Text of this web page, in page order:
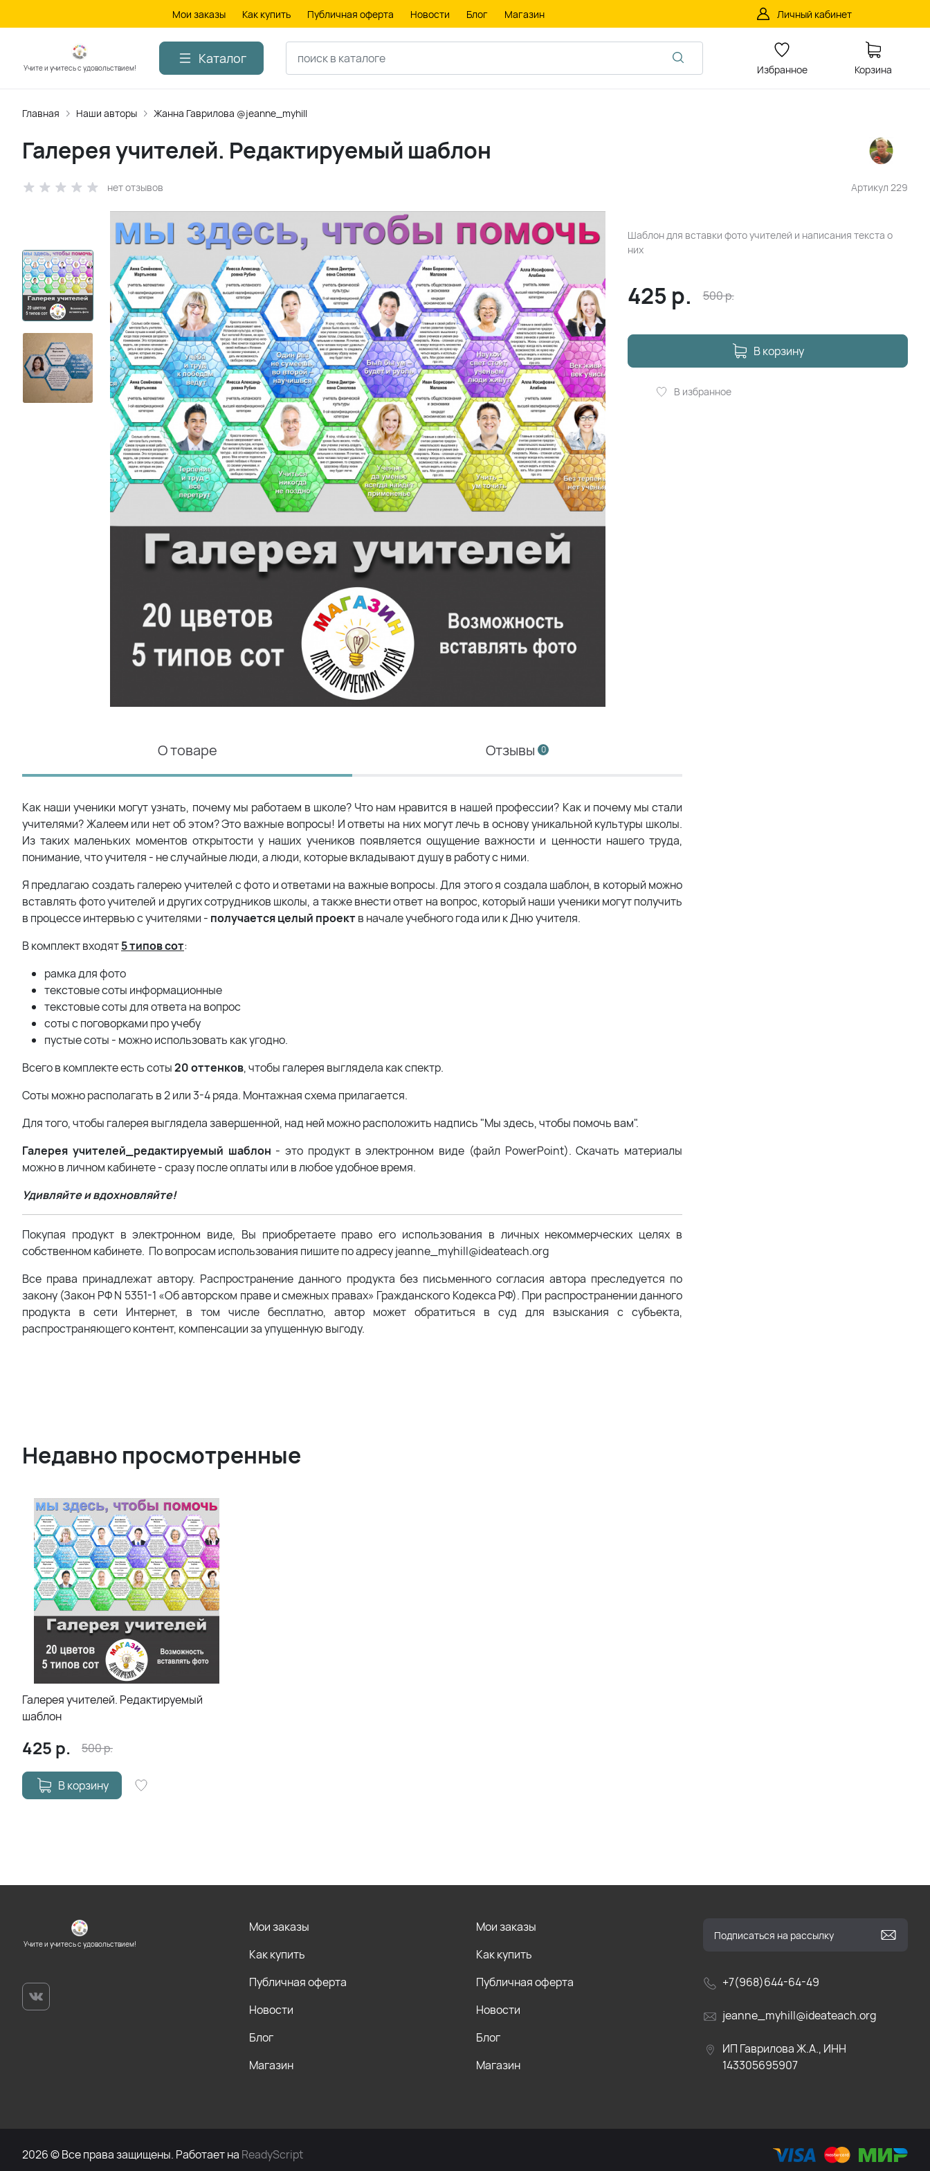
Мои заказы Как купить Публичная оферта Новости Блог Магазин Личный кабинет
Учите и учитесь с удовольствием!
Каталог
Избранное Корзина
Главная Наши авторы Жанна Гаврилова @jeanne_myhill
Артикул 229
Галерея учителей. Редактируемый шаблон
нет отзывов
Шаблон для вставки фото учителей и написания текста о
них
425 р. 500р.
В корзину
В избранное
О товаре Отзывы 0
Как наши ученики могут узнать, почему мы работаем в школе? Что нам нравится в нашей профессии? Как и почему мы стали
учителями? Жалеем или нет об этом? Это важные вопросы! И ответы на них могут лечь в основу уникальной культуры школы.
Из таких маленьких моментов открытости у наших учеников появляется ощущение важности и ценности нашего труда,
понимание, что учителя - не случайные люди, а люди, которые вкладывают душу в работу с ними.
Я предлагаю создать галерею учителей с фото и ответами на важные вопросы. Для этого я создала шаблон, в который можно
вставлять фото учителей и других сотрудников школы, а также внести ответ на вопрос, который наши ученики могут получить
в процессе интервью с учителями - получается целый проектв начале учебного года или к Дню учителя.
В комплект входят5 типов сот:
рамка для фото
текстовые соты информационные
текстовые соты для ответа на вопрос
соты с поговорками про учебу
пустые соты - можно использовать как угодно.
Всего в комплекте есть соты20 оттенков, чтобы галерея выглядела как спектр.
Соты можно располагать в 2 или 3-4 ряда. Монтажная схема прилагается.
Для того, чтобы галерея выглядела завершенной, над ней можно расположить надпись "Мы здесь, чтобы помочь вам".
Галерея учителей_редактируемый шаблон - это продукт в электронном виде (файл PowerPoint). Скачать материалы
можно в личном кабинете - сразу после оплаты или в любое удобное время.
Удивляйте и вдохновляйте!
Покупая продукт в электронном виде, Вы приобретаете право его использования в личных некоммерческих целях в
собственном кабинете. По вопросам использования пишите по адресу jeanne_myhill@ideateach.org
Все права принадлежат автору. Распространение данного продукта без письменного согласия автора преследуется по
закону (Закон РФ N 5351-1 «Об авторском праве и смежных правах» Гражданского Кодекса РФ). При распространении данного
продукта в сети Интернет, в том числе бесплатно, автор может обратиться в суд для взыскания с субъекта,
распространяющего контент, компенсации за упущенную выгоду.
Недавно просмотренные
Галерея учителей. Редактируемый
шаблон
425 р. 500р.
В корзину
Учите и учитесь с удовольствием!
+7(968)644-64-49
jeanne_myhill@ideateach.org
ИП Гаврилова Ж.А., ИНН
143305695907
Мои заказы
Как купить
Публичная оферта
Новости
Блог
Магазин
Мои заказы
Как купить
Публичная оферта
Новости
Блог
Магазин
2026 © Все права защищены. Работает на ReadyScript